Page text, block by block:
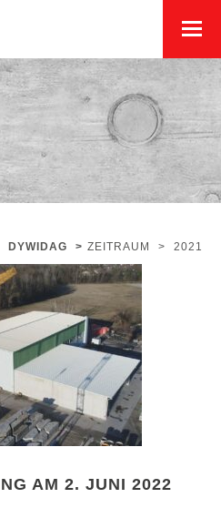
DYWIDAG > ZEITRAUM > 2021
AM 2. JUNI 2022